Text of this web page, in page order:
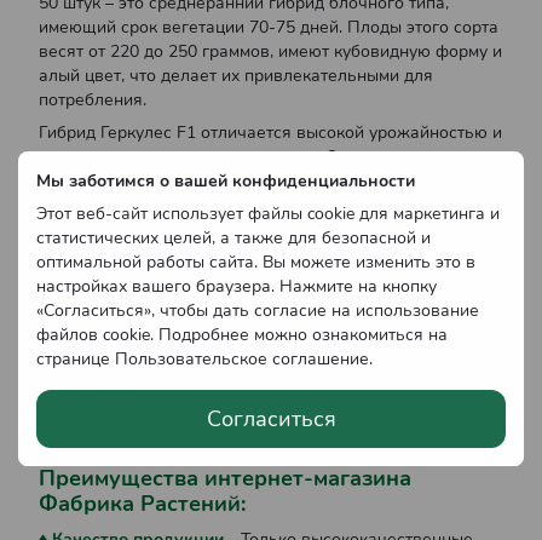
Мы заботимся о вашей конфиденциальности
Этот веб-сайт использует файлы cookie для маркетинга и
статистических целей, а также для безопасной и
оптимальной работы сайта. Вы можете изменить это в
настройках вашего браузера. Нажмите на кнопку
«Согласиться», чтобы дать согласие на использование
файлов cookie. Подробнее можно ознакомиться на
странице Пользовательское соглашение.
Согласиться
имеющий срок вегетации 70-75 дней. Плоды этого сорта
весят от 220 до 250 граммов, имеют кубовидную форму и
алый цвет, что делает их привлекательными для
потребления.
Гибрид Геркулес F1 отличается высокой урожайностью и
отличными вкусовыми качествами. Он подходит для
выращивания в условиях открытого грунта и теплиц.
Растения имеют хорошо развитую корневую систему и
устойчивы к основным болезням, что обеспечивает
стабильный урожай.
Этот сорт отличается хорошей транспортабельностью,
что делает его популярным выбором среди фермеров и
садоводов. Вы можете приобрести семена перца
Геркулес F1 в нашем питомнике с гарантией высокого
Преимущества интернет-магазина
Фабрика Растений: